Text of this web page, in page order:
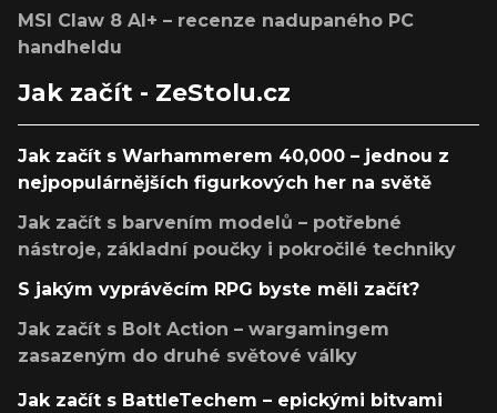
MSI Claw 8 AI+ – recenze nadupaného PC
handheldu
Jak začít - ZeStolu.cz
Jak začít s Warhammerem 40,000 – jednou z
nejpopulárnějších figurkových her na světě
Jak začít s barvením modelů – potřebné
nástroje, základní poučky i pokročilé techniky
S jakým vyprávěcím RPG byste měli začít?
Jak začít s Bolt Action – wargamingem
zasazeným do druhé světové války
Jak začít s BattleTechem – epickými bitvami